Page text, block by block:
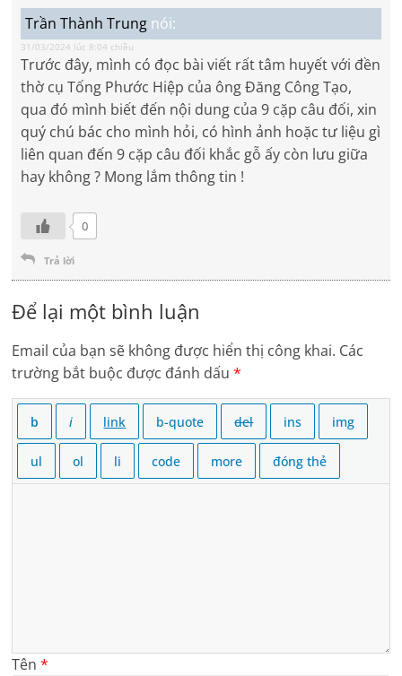
Trần Thành Trung nói:
31/03/2024 lúc 8:04 chiều
Trước đây, mình có đọc bài viết rất tâm huyết với đền
thờ cụ Tống Phước Hiệp của ông Đăng Công Tạo,
qua đó mình biết đến nội dung của 9 cặp câu đối, xin
quý chú bác cho mình hỏi, có hình ảnh hoặc tư liệu gì
liên quan đến 9 cặp câu đối khắc gỗ ấy còn lưu giữa
hay không ? Mong lắm thông tin !
0
Trả lời
Để lại một bình luận
Email của bạn sẽ không được hiển thị công khai. Các
trường bắt buộc được đánh dấu*
Tên*